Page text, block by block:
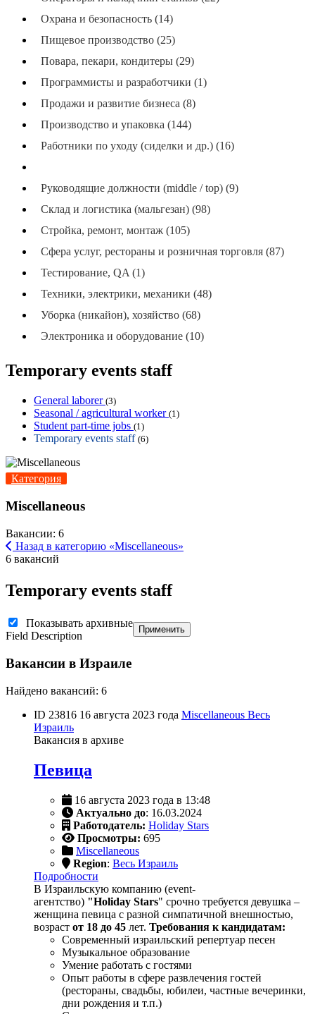
Охрана и безопасность (14)
Пищевое производство (25)
Повара, пекари, кондитеры (29)
Программисты и разработчики (1)
Продажи и развитие бизнеса (8)
Производство и упаковка (144)
Работники по уходу (сиделки и др.) (16)
Руководящие должности (middle / top) (9)
Склад и логистика (мальгезан) (98)
Стройка, ремонт, монтаж (105)
Сфера услуг, рестораны и розничная торговля (87)
Тестирование, QA (1)
Техники, электрики, механики (48)
Уборка (никайон), хозяйство (68)
Электроника и оборудование (10)
Temporary events staff
General laborer (3)
Seasonal / agricultural worker (1)
Student part-time jobs (1)
Temporary events staff (6)
Категория
Miscellaneous
Вакансии: 6
Назад в категорию «Miscellaneous»
6 вакансий
Temporary events staff
Показывать архивные
Field Description
Применить
Вакансии в Израиле
Найдено вакансий: 6
ID 23816 16 августа 2023 года Miscellaneous Весь
Израиль
Вакансия в архиве
Певица
16 августа 2023 года в 13:48
Актуально до: 16.03.2024
Работодатель: Holiday Stars
Просмотры: 695
Miscellaneous
Region: Весь Израиль
Подробности
В Израильскую компанию (event-
агентство) "Holiday Stars" срочно требуется девушка –
женщина певица с разной симпатичной внешностью,
возраст от 18 до 45 лет. Требования к кандидатам:
Современный израильский репертуар песен
Музыкальное образование
Умение работать с гостями
Опыт работы в сфере развлечения гостей
(рестораны, свадьбы, юбилеи, частные вечеринки,
дни рождения и т.п.)